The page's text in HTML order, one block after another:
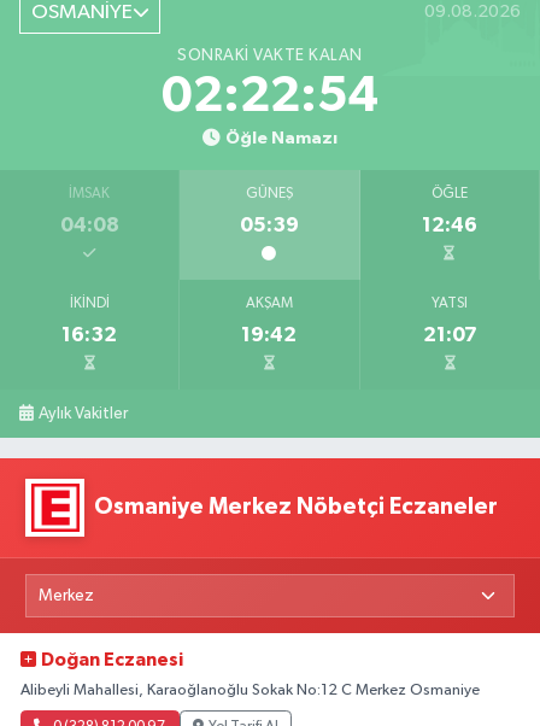
OSMANİYE 09.08.2026
SONRAKI VAKTE KALAN
02:22:52
Öğle Namazı
İMSAK
04:08
GÜNEŞ
05:39
ÖĞLE
12:46
İKINDI
16:32
AKŞAM
19:42
YATSI
21:07
Aylık Vakitler
Osmaniye Merkez Nöbetçi Eczaneler
Doğan Eczanesi
Alibeyli Mahallesi, Karaoğlanoğlu Sokak No:12 C Merkez Osmaniye